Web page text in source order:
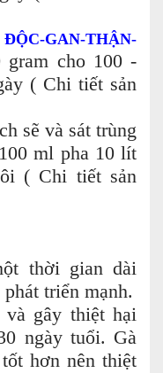
GAN-THẬN-
gram cho 100 -
( Chi tiết sản
sẽ và sát trùng
ml pha 10 lít
( Chi tiết sản
thời gian dài
triển mạnh.
và gây thiệt hại
ngày tuổi. Gà
hơn nên thiệt